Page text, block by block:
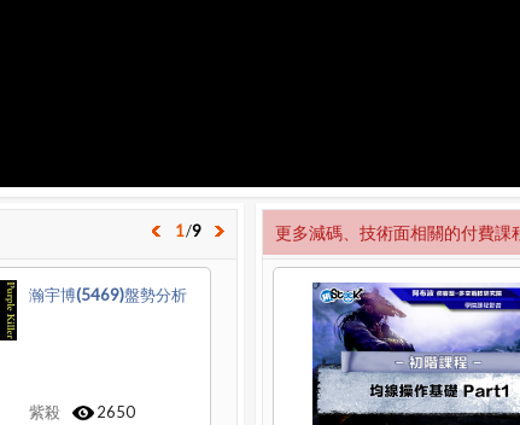
1/9
瀚宇博(5469)盤勢分析
紫殺 2650
更多減碼、技術面相關的付費課